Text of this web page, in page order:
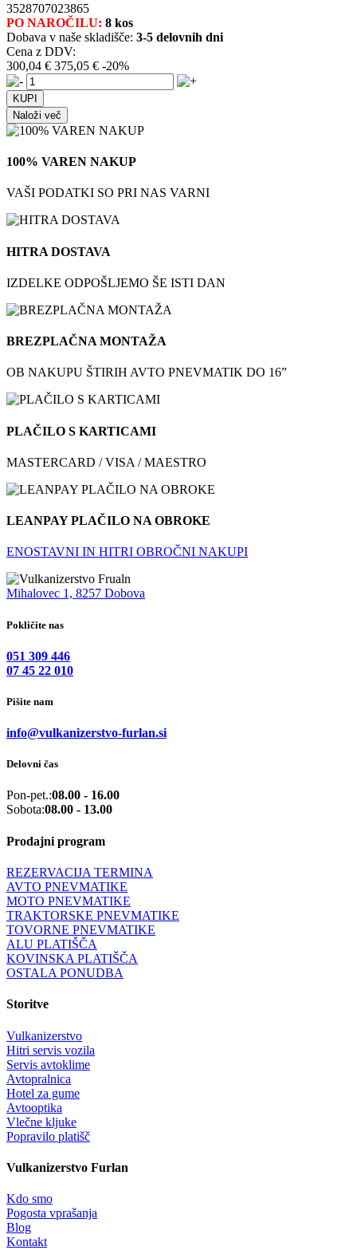
3528707023865
PO NAROČILU: 8 kos
Dobava v naše skladišče: 3-5 delovnih dni
Cena z DDV:
300,04 € 375,05 € -20%
Naloži več
100% VAREN NAKUP
VAŠI PODATKI SO PRI NAS VARNI
HITRA DOSTAVA
IZDELKE ODPOŠLJEMO ŠE ISTI DAN
BREZPLAČNA MONTAŽA
OB NAKUPU ŠTIRIH AVTO PNEVMATIK DO 16”
PLAČILO S KARTICAMI
MASTERCARD / VISA / MAESTRO
LEANPAY PLAČILO NA OBROKE
ENOSTAVNI IN HITRI OBROČNI NAKUPI
Mihalovec 1, 8257 Dobova
Pokličite nas
051 309 446
07 45 22 010
Pišite nam
info@vulkanizerstvo-furlan.si
Delovni čas
Pon-pet.:08.00 - 16.00
Sobota:08.00 - 13.00
Prodajni program
REZERVACIJA TERMINA
AVTO PNEVMATIKE
MOTO PNEVMATIKE
TRAKTORSKE PNEVMATIKE
TOVORNE PNEVMATIKE
ALU PLATIŠČA
KOVINSKA PLATIŠČA
OSTALA PONUDBA
Storitve
Vulkanizerstvo
Hitri servis vozila
Servis avtoklime
Avtopralnica
Hotel za gume
Avtooptika
Vlečne kljuke
Popravilo platišč
Vulkanizerstvo Furlan
Kdo smo
Pogosta vprašanja
Blog
Kontakt